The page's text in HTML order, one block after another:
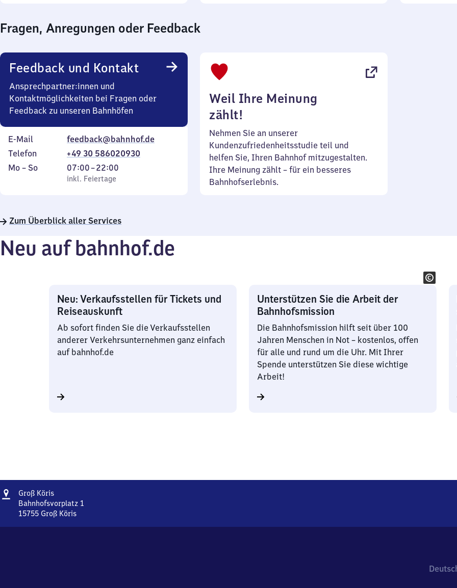
Fragen, Anregungen oder Feedback
Feedback und Kontakt
Ansprechpartner:innen und
Kontaktmöglichkeiten bei Fragen oder
Feedback zu unseren Bahnhöfen
E-Mail
feedback@bahnhof.de
Telefon
+49 30 586020930
Montag
Mo – So,
inkl. Feiertage
07:00–22:00
Von
7
22
inkl. Feiertage
Weil Ihre Meinung
zählt!
Nehmen Sie an unserer
Kundenzufriedenheitsstudie teil und
helfen Sie, Ihren Bahnhof mitzugestalten.
Ihre Meinung zählt – für ein besseres
Bahnhofserlebnis.
Zum Überblick aller Services
Neu auf bahnhof.de
Neu: Verkaufsstellen für Tickets und
Reiseauskunft
Ab sofort finden Sie die Verkaufsstellen
anderer Verkehrsunternehmen ganz einfach
auf bahnhof.de
Unterstützen Sie die Arbeit der
Bahnhofsmission
Die Bahnhofsmission hilft seit über 100
Jahren Menschen in Not – kostenlos, offen
für alle und rund um die Uhr. Mit Ihrer
Spende unterstützen Sie diese wichtige
Arbeit!
Adresse
Groß KörisGroß
Köris
Bahnhofsvorplatz 1
15755 Groß Köris